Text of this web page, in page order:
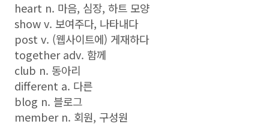
heart n. 마음, 심장, 하트 모양
show v. 보여주다, 나타내다
post v. (웹사이트에) 게재하다
together adv. 함께
club n. 동아리
different a. 다른
blog n. 블로그
member n. 회원, 구성원